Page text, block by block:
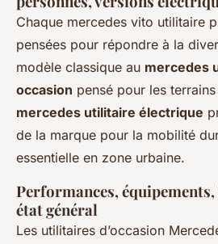
Chaque mercedes vito utilitaire
pensées pour répondre à la
modèle classique au mercedes
occasion pensé pour les
mercedes utilitaire électrique
de la marque pour la mobilité
essentielle en zone urbaine.
Performances,
état général
Les utilitaires d’occasion